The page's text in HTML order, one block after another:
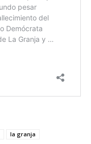
la granja